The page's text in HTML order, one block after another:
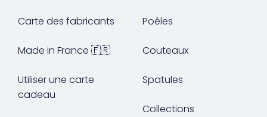
Carte des fabricants
Made in France 🇫🇷
Utiliser une carte
cadeau
Poêles
Couteaux
Spatules
Collections